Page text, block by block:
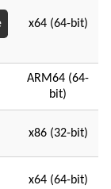
x64 (64-bit)
ARM64 (64-
bit)
x86 (32-bit)
x64 (64-bit)